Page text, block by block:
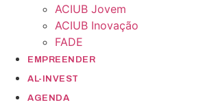
ACIUB Jovem
ACIUB Inovação
FADE
EMPREENDER
AL-INVEST
AGENDA